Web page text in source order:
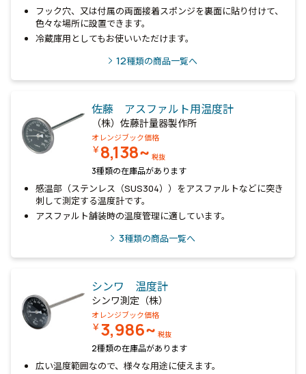
フック穴、又は付属の両面接着スポンジを裏面に貼り付けて、
色々な場所に設置できます。
冷蔵庫用としてもお使いいただけます。
12種類の商品一覧へ
佐藤 アスファルト用温度計
（株）佐藤計量器製作所
オレンジブック価格
￥8,138~ 税抜
3種類の在庫品があります
感温部（ステンレス（SUS304））をアスファルトなどに突き
刺して測定する温度計です。
アスファルト舗装時の温度管理に適しています。
3種類の商品一覧へ
シンワ 温度計
シンワ測定（株）
オレンジブック価格
￥3,986~ 税抜
2種類の在庫品があります
広い温度範囲なので、様々な用途に使えます。